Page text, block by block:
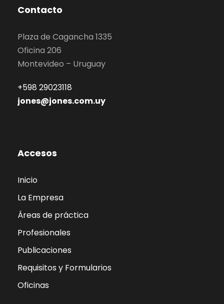
Contacto
Plaza de Cagancha 1335
Oficina 206
Montevideo – Uruguay
+598 29023118
jones@jones.com.uy
Accesos
Inicio
La Empresa
Áreas de práctica
Profesionales
Publicaciones
Requisitos y Formularios
Oficinas